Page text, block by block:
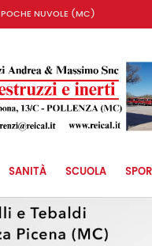
POCHE NUVOLE (MC)
SANITÀ SCUOLA